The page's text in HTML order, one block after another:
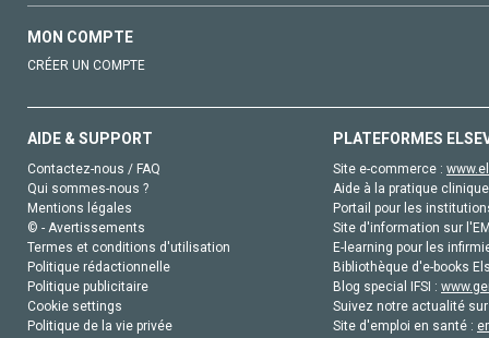
MON COMPTE
CRÉER UN COMPTE
AIDE & SUPPORT
Contactez-nous / FAQ
Qui sommes-nous ?
Mentions légales
© - Avertissements
Termes et conditions d'utilisation
Politique rédactionnelle
Politique publicitaire
Cookie settings
Politique de la vie privée
PLATEFORMES
Site e-commerce :
Aide à la pratique
Portail pour les
Site d'information sur
E-learning pour les
Bibliothèque d'e-books
Blog special IFSI :
Suivez notre actualité
Site d'emploi en santé :